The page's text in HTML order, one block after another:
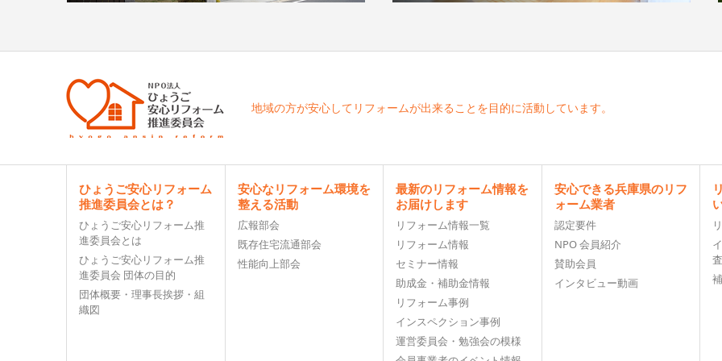
地域の方が安心してリフォームが出来ることを目的に活動しています。
ひょうご安心リフォーム
推進委員会とは？
ひょうご安心リフォーム推
進委員会とは
ひょうご安心リフォーム推
進委員会 団体の目的
団体概要・理事⻑挨拶・組
織図
安心なリフォーム環境を
整える活動
広報部会
既存住宅流通部会
性能向上部会
最新のリフォーム情報を
お届けします
リフォーム情報一覧
リフォーム情報
セミナー情報
助成金・補助金情報
リフォーム事例
インスペクション事例
運営委員会・勉強会の模様
安心できる兵庫県のリフ
ォーム業者
認定要件
NPO 会員紹介
賛助会員
インタビュー動画